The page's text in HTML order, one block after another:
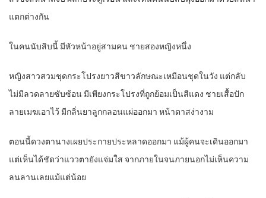
แตกต่างกัน
ในคนนับสิบนี้ มีหัวหน้าอยู่สามคน ชายสองหญิงหนึ่ง
หญิงสาวสวมชุดกระโปรงยาวสีขาวลักษณะเหมือนชุดในวัง แต่กลับ
ไม่มีลวดลายซับซ้อน มีเพียงกระโปรงที่ถูกย้อมเป็นสีแดง ชายเสื้อปัก
ลายเมฆเอาไว้ มีกลิ่นยาลูกกลอนแผ่ออกมา หน้าตาสง่างาม
ตอนนี้ดวงตานางเผยประกายประหลาดออกมา แม้ผู้คนจะเดินออกมา
แต่เห็นได้ชัดว่าแววตายังแจ่มใส จากภายในจนภายนอกไม่เห็นความ
ลนลานเลยแม้แต่น้อย